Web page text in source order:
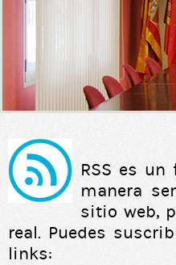
RSS es
manera
sitio web,
real. Puedes
links: